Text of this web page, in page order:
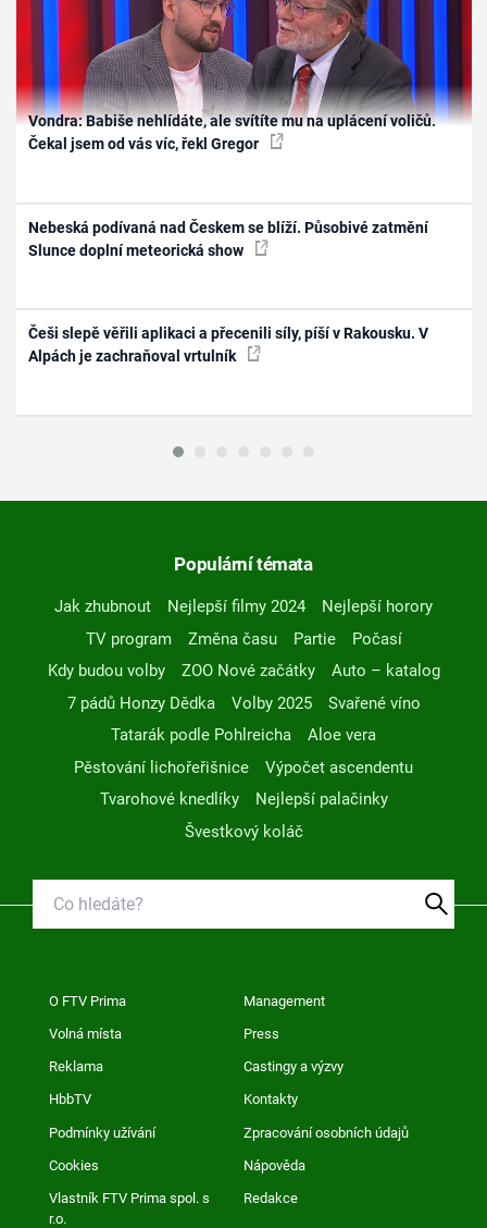
Vondra: Babiše nehlídáte, ale svítíte mu na uplácení voličů.
Čekal jsem od vás víc, řekl Gregor
Nebeská podívaná nad Českem se blíží. Působivé zatmění
Slunce doplní meteorická show
Češi slepě věřili aplikaci a přecenili síly, píší v Rakousku. V
Alpách je zachraňoval vrtulník
Populární témata
Jak zhubnout Nejlepší filmy 2024
Nejlepší horory
TV program
Změna času Partie
Počasí
Kdy budou volby
ZOO Nové začátky
Auto – katalog
7 pádů Honzy Dědka
Volby 2025
Svařené víno
Tatarák podle Pohlreicha
Aloe vera
Pěstování lichořeřišnice
Výpočet ascendentu
Tvarohové knedlíky
Nejlepší palačinky
Švestkový koláč
O FTV Prima Management
Volná místa Press
Reklama Castingy a výzvy
HbbTV Kontakty
Podmínky užívání Zpracování osobních údajů
Cookies Nápověda
Vlastník FTV Prima spol. s
r.o.
Redakce